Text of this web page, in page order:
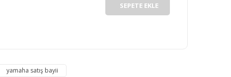
SEPETE EKLE
yamaha satış bayii